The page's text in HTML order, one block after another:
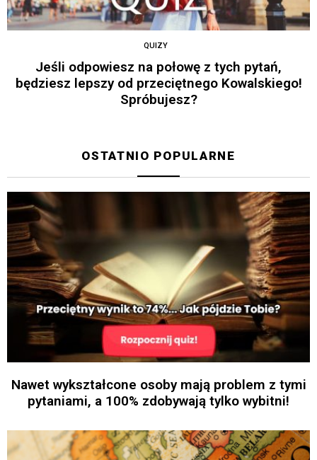
QUIZY
Jeśli odpowiesz na połowę z tych pytań,
będziesz lepszy od przeciętnego Kowalskiego!
Spróbujesz?
OSTATNIO POPULARNE
Nawet wykształcone osoby mają problem z tymi
pytaniami, a 100% zdobywają tylko wybitni!